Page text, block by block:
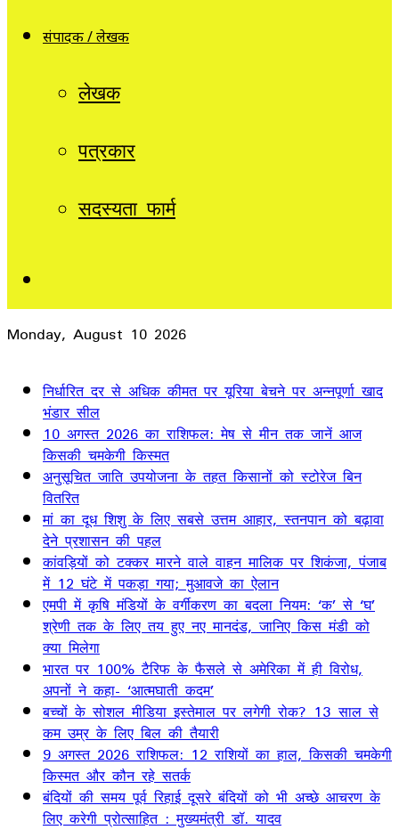
संपादक / लेखक
लेखक
पत्रकार
सदस्यता फार्म
Monday, August 10 2026
निर्धारित दर से अधिक कीमत पर यूरिया बेचने पर अन्नपूर्णा खाद
भंडार सील
10 अगस्त 2026 का राशिफल: मेष से मीन तक जानें आज
किसकी चमकेगी किस्मत
अनुसूचित जाति उपयोजना के तहत किसानों को स्टोरेज बिन
वितरित
मां का दूध शिशु के लिए सबसे उत्तम आहार, स्तनपान को बढ़ावा
देने प्रशासन की पहल
कांवड़ियों को टक्कर मारने वाले वाहन मालिक पर शिकंजा, पंजाब
में 12 घंटे में पकड़ा गया; मुआवजे का ऐलान
एमपी में कृषि मंडियों के वर्गीकरण का बदला नियम: ‘क’ से ‘घ’
श्रेणी तक के लिए तय हुए नए मानदंड, जानिए किस मंडी को
क्या मिलेगा
भारत पर 100% टैरिफ के फैसले से अमेरिका में ही विरोध,
अपनों ने कहा- ‘आत्मघाती कदम’
बच्चों के सोशल मीडिया इस्तेमाल पर लगेगी रोक? 13 साल से
कम उम्र के लिए बिल की तैयारी
9 अगस्त 2026 राशिफल: 12 राशियों का हाल, किसकी चमकेगी
किस्मत और कौन रहे सतर्क
बंदियों की समय पूर्व रिहाई दूसरे बंदियों को भी अच्छे आचरण के
लिए करेगी प्रोत्साहित : मुख्यमंत्री डॉ. यादव